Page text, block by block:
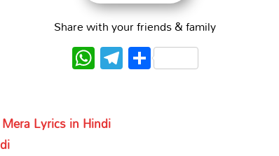
Share with your friends & family
WhatsApp
Telegram
Share
Lyrics in Hindi